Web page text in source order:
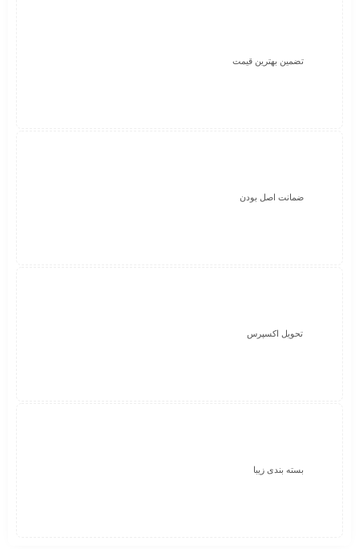
تضمین بهترین قیمت
ضمانت اصل بودن
تحویل اکسپرس
بسته بندی زیبا